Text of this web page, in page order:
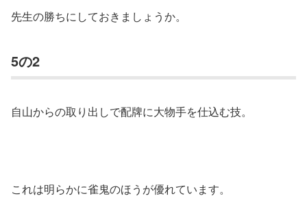
先生の勝ちにしておきましょうか。
5の2
自山からの取り出しで配牌に大物手を仕込む技。
これは明らかに雀鬼のほうが優れています。